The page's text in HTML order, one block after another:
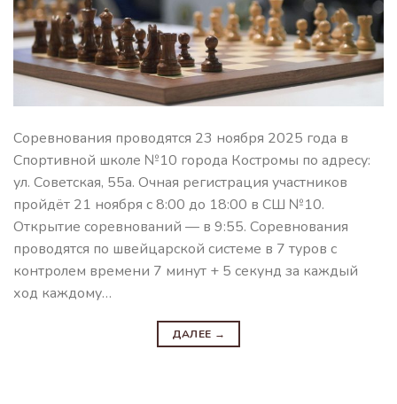
Соревнования проводятся 23 ноября 2025 года в
Спортивной школе №10 города Костромы по адресу:
ул. Советская, 55а. Очная регистрация участников
пройдёт 21 ноября с 8:00 до 18:00 в СШ №10.
Открытие соревнований — в 9:55. Соревнования
проводятся по швейцарской системе в 7 туров с
контролем времени 7 минут + 5 секунд за каждый
ход каждому…
ДАЛЕЕ →